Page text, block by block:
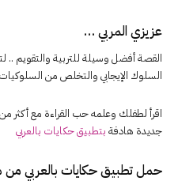
عزيزي المربي …
القصة أفضل وسيلة للتربية والتقويم ..
السلوك الإيجابي والتخلص من
جديدة هادفة بتطبيق حكايات بالعربي
حمل تطبيقحكايات بالعربيمن